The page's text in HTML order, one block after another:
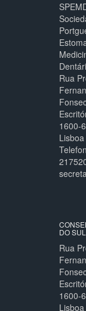
Rua
1600-
Lisboa
DO SUL
Rua
1600-
Lisboa